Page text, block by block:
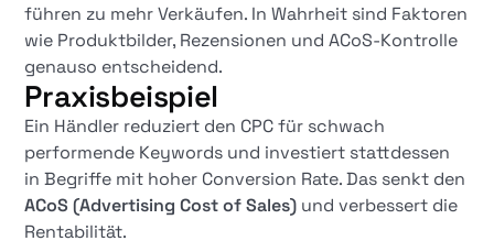
führen zu mehr Verkäufen. In Wahrheit sind Faktoren
wie Produktbilder, Rezensionen und ACoS-Kontrolle
genauso entscheidend.
Praxisbeispiel
Ein Händler reduziert den CPC für schwach
performende Keywords und investiert stattdessen
in Begriffe mit hoher Conversion Rate. Das senkt den
ACoS (Advertising Cost of Sales) und verbessert die
Rentabilität.